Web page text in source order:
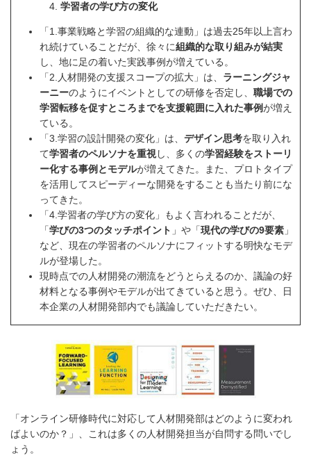
学習者の学び方の変化
「1.事業戦略と学習の組織的な連動」は過去25年以上言わ
れ続けていることだが、徐々に組織的な取り組みが結実
し、地に足の着いた実践事例が増えている。
「2.人材開発の支援スコープの拡大」は、 ラーニングジャ
ーニーのようにイベントとしての研修を否定し、 職場での
学習転移を促すところまでを支援範囲に入れた事例が増え
ている。
「3.学習の設計開発の変化」は、 デザイン思考を取り入れ
て学習者のペルソナを重視し、多くの学習経験をストーリ
ー化する事例とモデルが増えてきた。また、プロトタイプ
を活用してスピーディーな開発をすることも当たり前にな
ってきた。
「4.学習者の学び方の変化」もよく言われることだが、
「学びの3つのタッチポイント 」や「現代の学びの9要素 」
など、現在の学習者のペルソナにフィットする明快なモデ
ルが登場した。
現時点での人材開発の潮流をどうとらえるのか、議論の好
材料となる事例やモデルが出てきていると思う。ぜひ、日
本企業の人材開発部内でも議論していただきたい。
「オンライン研修時代に対応して人材開発部はどのように変われ
ばよいのか？」、これは多くの人材開発担当が自問する問いでし
ょう。